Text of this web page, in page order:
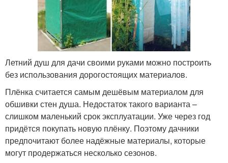
Летний душ для дачи своими руками можно построить
без использования дорогостоящих материалов.
Плёнка считается самым дешёвым материалом для
обшивки стен душа. Недостаток такого варианта –
слишком маленький срок эксплуатации. Уже через год
придётся покупать новую плёнку. Поэтому дачники
предпочитают более надёжные материалы, которые
могут продержаться несколько сезонов.